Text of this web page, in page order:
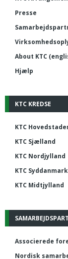
Presse
About KTC
Hjælp
KTC KREDSE
KTC
KTC Sjælland
KTC Nordjylland
KTC Syddanmark
KTC Midtjylland
Associerede
Nordisk